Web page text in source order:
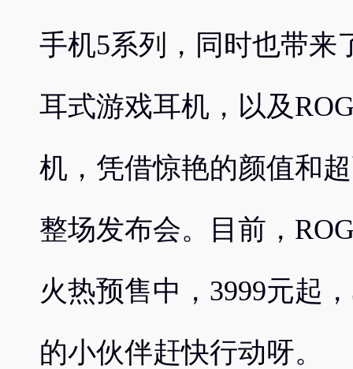
手机5系列，同时也带来
耳式游戏耳机，以及
机，凭借惊艳的颜值和
整场发布会。目前，
火热预售中，3999元起
的小伙伴赶快行动呀。